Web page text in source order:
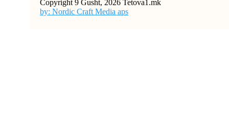
Copyright 9 Gusht, 2026 Tetova1.mk
by: Nordic Craft Media aps